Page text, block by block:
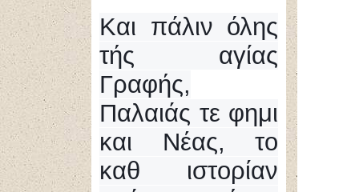
Και πάλιν όλης
τής αγίας
Γραφής,
Παλαιάς τε φημι
και Νέας, το
καθ ιστορίαν